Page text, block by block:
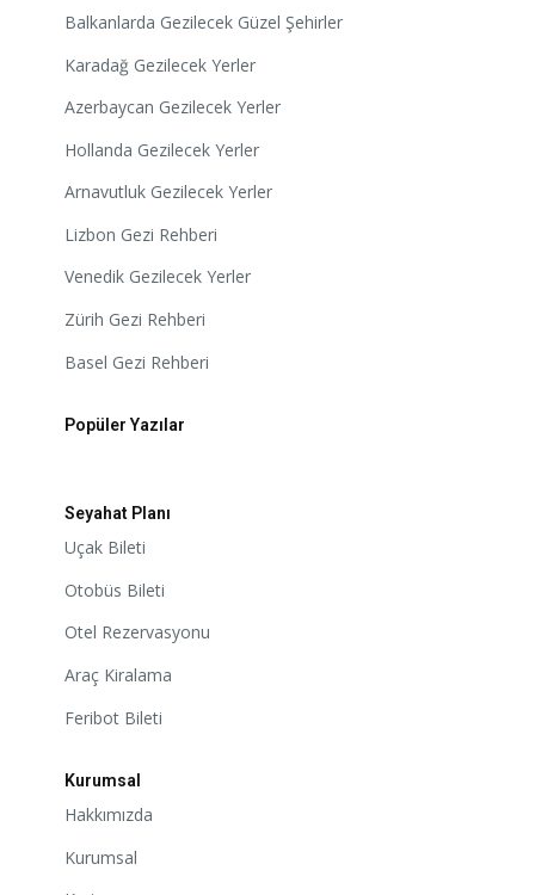
Balkanlarda Gezilecek Güzel Şehirler
Karadağ Gezilecek Yerler
Azerbaycan Gezilecek Yerler
Hollanda Gezilecek Yerler
Arnavutluk Gezilecek Yerler
Lizbon Gezi Rehberi
Venedik Gezilecek Yerler
Zürih Gezi Rehberi
Basel Gezi Rehberi
Popüler Yazılar
Seyahat Planı
Uçak Bileti
Otobüs Bileti
Otel Rezervasyonu
Araç Kiralama
Feribot Bileti
Kurumsal
Hakkımızda
Kurumsal